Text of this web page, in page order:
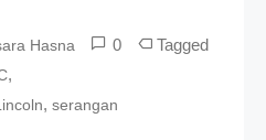
Hasna 0 Tagged
,
, serangan